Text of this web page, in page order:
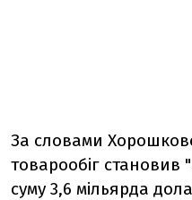
За словами
товарообіг становив
суму 3,6 мільярда